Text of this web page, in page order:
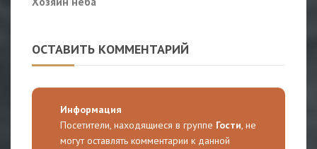
ОСТАВИТЬ КОММЕНТАРИЙ
Информация
Посетители, находящиеся в группе Гости, не
могут оставлять комментарии к данной